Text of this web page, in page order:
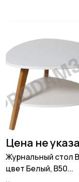
Цена не
Журнальный стол
цвет Белый, В50...